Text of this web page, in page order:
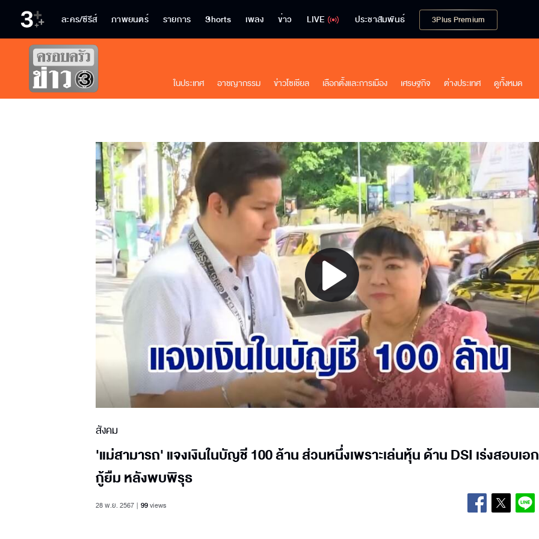
ละคร/ซีรีส์ ภาพยนตร์ รายการ Shorts เพลง ข่าว LIVE ประชาสัมพันธ์ 3Plus Premium
ในประเทศ อาชญากรรม ข่าวโซเชียล เลือกตั้งและการเมือง เศรษฐกิจ ต่างประเทศ ดูทั้งหมด
Play
Video
สังคม
'แม่สามารถ' แจงเงินในบัญชี 100 ล้าน ส่วนหนึ่งเพราะเล่นหุ้น ด้าน DSI เร่งสอบเอ
กู้ยืม หลังพบพิรุธ
28 พ.ย. 2567 99views